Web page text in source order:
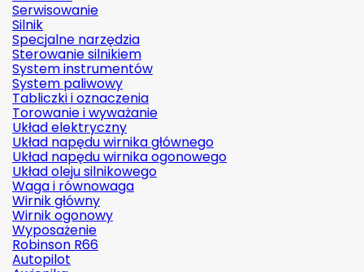
Serwisowanie
Silnik
Specjalne narzędzia
Sterowanie silnikiem
System instrumentów
System paliwowy
Tabliczki i oznaczenia
Torowanie i wyważanie
Układ elektryczny
Układ napędu wirnika głównego
Układ napędu wirnika ogonowego
Układ oleju silnikowego
Waga i równowaga
Wirnik główny
Wirnik ogonowy
Wyposażenie
Robinson R66
Autopilot